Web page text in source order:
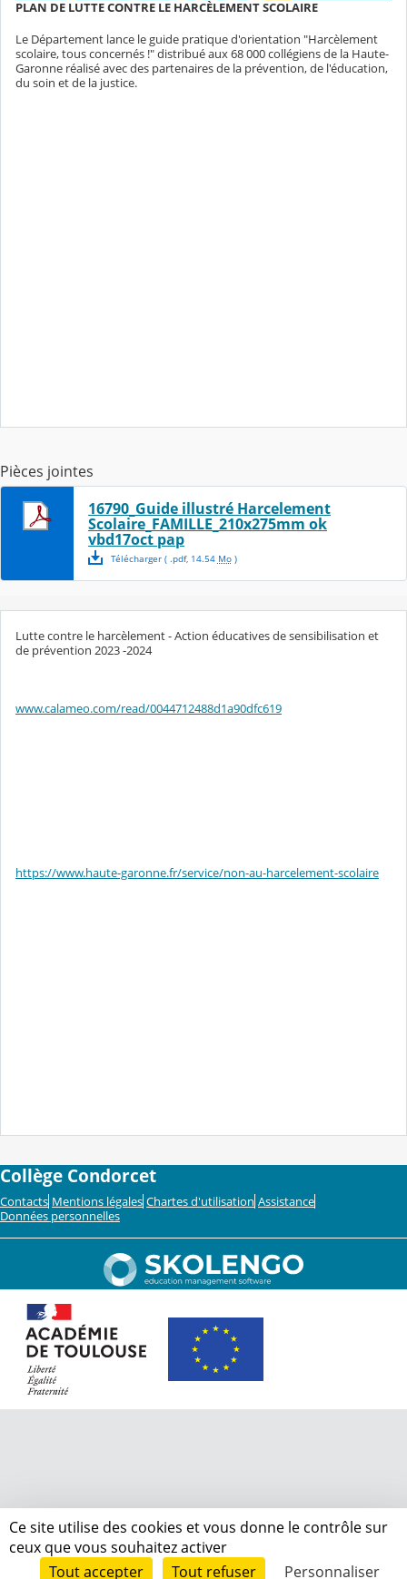
PLAN DE LUTTE CONTRE LE HARCÈLEMENT SCOLAIRE
Le Département lance le guide pratique d'orientation "Harcèlement
scolaire, tous concernés !" distribué aux 68 000 collégiens de la Haute-
Garonne réalisé avec des partenaires de la prévention, de l'éducation,
du soin et de la justice.
Pièces jointes
16790_Guide illustré Harcelement
Scolaire_FAMILLE_210x275mm ok
vbd17oct pap
Télécharger( .pdf, 14.54 Mo)
Lutte contre le harcèlement - Action éducatives de sensibilisation et
de prévention 2023 -2024
www.calameo.com/read/0044712488d1a90dfc619
https://www.haute-garonne.fr/service/non-au-harcelement-scolaire
Collège Condorcet
Contacts Mentions légales Chartes d'utilisation Assistance
Données personnelles
Ce site utilise des cookies et vous donne le contrôle sur
ceux que vous souhaitez activer
Tout accepter
Tout refuser Personnaliser